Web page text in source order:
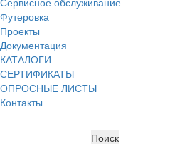
Футеровка
Проекты
Документация
КАТАЛОГИ
СЕРТИФИКАТЫ
ОПРОСНЫЕ ЛИСТЫ
Контакты